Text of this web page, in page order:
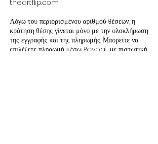
theartflip.com
Λόγω του περιορισμένου αριθμού θέσεων, η
κράτηση θέσης γίνεται μόνο με την ολοκλήρωση
της εγγραφής και της πληρωμής. Μπορείτε να
επιλέξετε πληρωμή μέσω Paypal, με πιστωτική